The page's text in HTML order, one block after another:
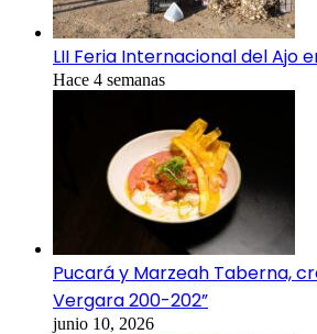
LII Feria Internacional del Ajo
Hace 4 semanas
Pucará y Marzeah Taberna,
Vergara 200-202”
junio 10, 2026